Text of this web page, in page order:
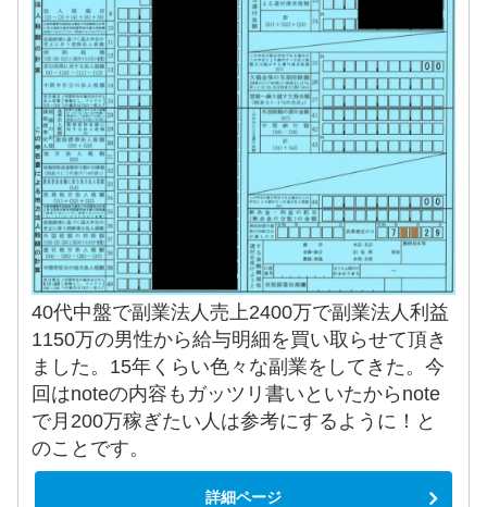
40代中盤で副業法人売上2400万で副業法人利益
1150万の男性から給与明細を買い取らせて頂き
ました。15年くらい色々な副業をしてきた。今
回はnoteの内容もガッツリ書いといたからnote
で月200万稼ぎたい人は参考にするように！と
のことです。
詳細ページ